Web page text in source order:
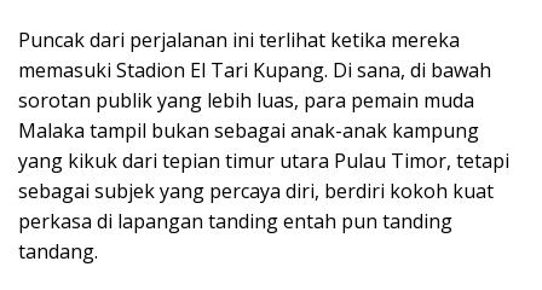
Puncak dari perjalanan ini terlihat ketika mereka
memasuki Stadion El Tari Kupang. Di sana, di bawah
sorotan publik yang lebih luas, para pemain muda
Malaka tampil bukan sebagai anak-anak kampung
yang kikuk dari tepian timur utara Pulau Timor, tetapi
sebagai subjek yang percaya diri, berdiri kokoh kuat
perkasa di lapangan tanding entah pun tanding
tandang.